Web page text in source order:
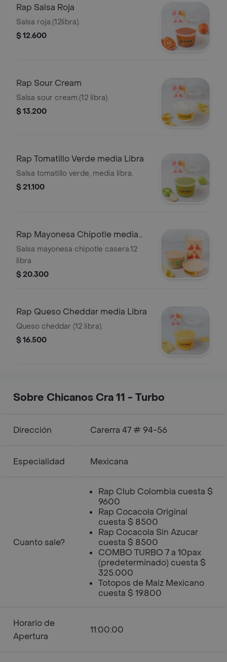
Rap Salsa Roja
Salsa roja.(12libra).
$ 12.600
Rap Sour Cream
Salsa sour cream.(12 libra).
$ 13.200
Rap Tomatillo Verde media Libra
Salsa tomatillo verde, media libra.
$ 21.100
Rap Mayonesa Chipotle media
lIbra
Salsa mayonesa chipotle casera.12
libra
$ 20.300
Rap Queso Cheddar media Libra
Queso cheddar (12 libra).
$ 16.500
Sobre Chicanos Cra 11 - Turbo
Dirección Carerra 47 # 94-56
Especialidad Mexicana
Cuanto sale?
Rap Club Colombia cuesta $
9600
Rap Cocacola Original
cuesta $ 8500
Rap Cocacola Sin Azucar
cuesta $ 8500
COMBO TURBO 7 a 10pax
(predeterminado) cuesta $
325.000
Totopos de Maiz Mexicano
cuesta $ 19.800
Horario de
Apertura
11:00:00